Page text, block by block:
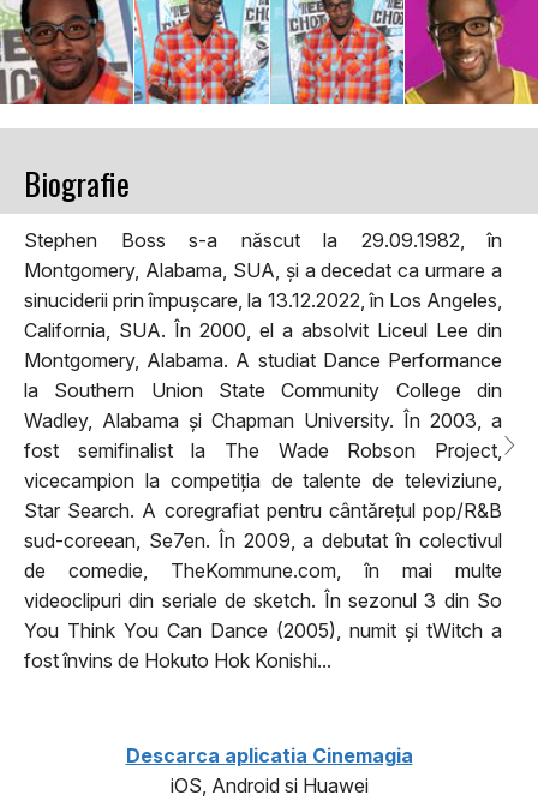
Biografie
Stephen Boss s-a născut la 29.09.1982, în
Montgomery, Alabama, SUA, și a decedat ca urmare a
sinuciderii prin împușcare, la 13.12.2022, în Los Angeles,
California, SUA. În 2000, el a absolvit Liceul Lee din
Montgomery, Alabama. A studiat Dance Performance
la Southern Union State Community College din
Wadley, Alabama și Chapman University. În 2003, a
fost semifinalist la The Wade Robson Project,
vicecampion la competiția de talente de televiziune,
Star Search. A coregrafiat pentru cântărețul pop/R&B
sud-coreean, Se7en. În 2009, a debutat în colectivul
de comedie, TheKommune.com, în mai multe
videoclipuri din seriale de sketch. În sezonul 3 din So
You Think You Can Dance (2005), numit și tWitch a
fost învins de Hokuto Hok Konishi...
Descarca aplicatia Cinemagia
iOS, Android si Huawei